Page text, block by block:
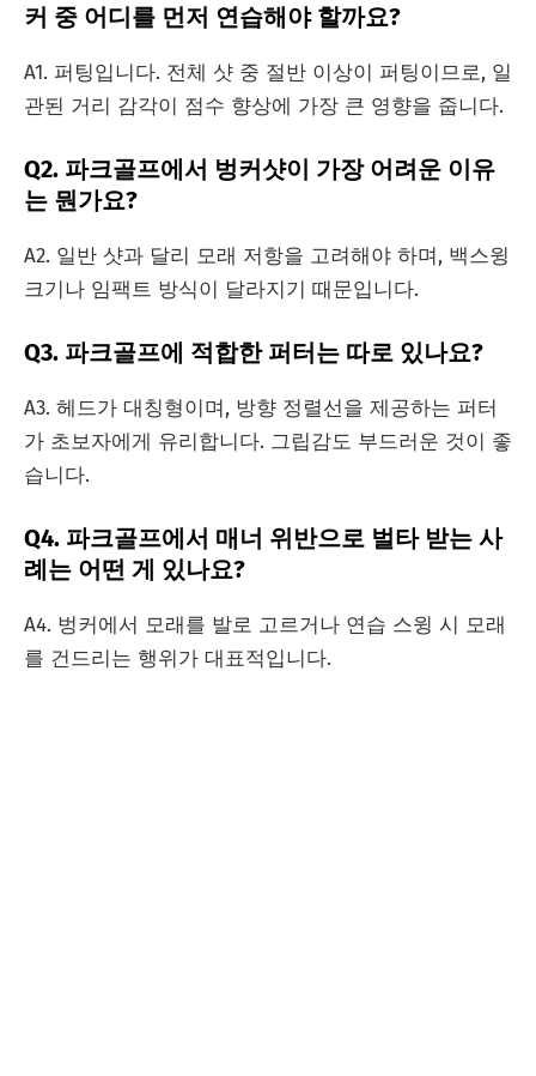
커 중 어디를 먼저 연습해야 할까요?
A1. 퍼팅입니다. 전체 샷 중 절반 이상이 퍼팅이므로, 일
관된 거리 감각이 점수 향상에 가장 큰 영향을 줍니다.
Q2. 파크골프에서 벙커샷이 가장 어려운 이유
는 뭔가요?
A2. 일반 샷과 달리 모래 저항을 고려해야 하며, 백스윙
크기나 임팩트 방식이 달라지기 때문입니다.
Q3. 파크골프에 적합한 퍼터는 따로 있나요?
A3. 헤드가 대칭형이며, 방향 정렬선을 제공하는 퍼터
가 초보자에게 유리합니다. 그립감도 부드러운 것이 좋
습니다.
Q4. 파크골프에서 매너 위반으로 벌타 받는 사
례는 어떤 게 있나요?
A4. 벙커에서 모래를 발로 고르거나 연습 스윙 시 모래
를 건드리는 행위가 대표적입니다.